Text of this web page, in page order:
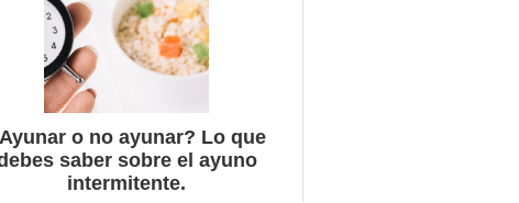
o no ayunar? Lo que
saber sobre el ayuno
intermitente.